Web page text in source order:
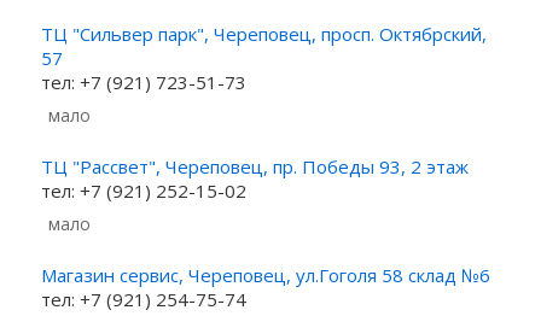
ТЦ "Сильвер парк", Череповец, просп. Октябрский,
57
тел: +7 (921) 723-51-73
Мало
ТЦ "Рассвет", Череповец, пр. Победы 93, 2 этаж
тел: +7 (921) 252-15-02
Мало
Магазин сервис, Череповец, ул.Гоголя 58 склад №6
тел: +7 (921) 254-75-74